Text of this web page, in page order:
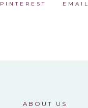
PINTEREST
EMAIL
ABOUT US